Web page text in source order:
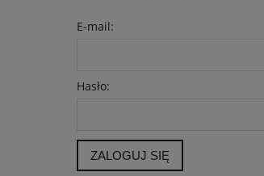
E-mail:
Hasło:
ZALOGUJ SIĘ